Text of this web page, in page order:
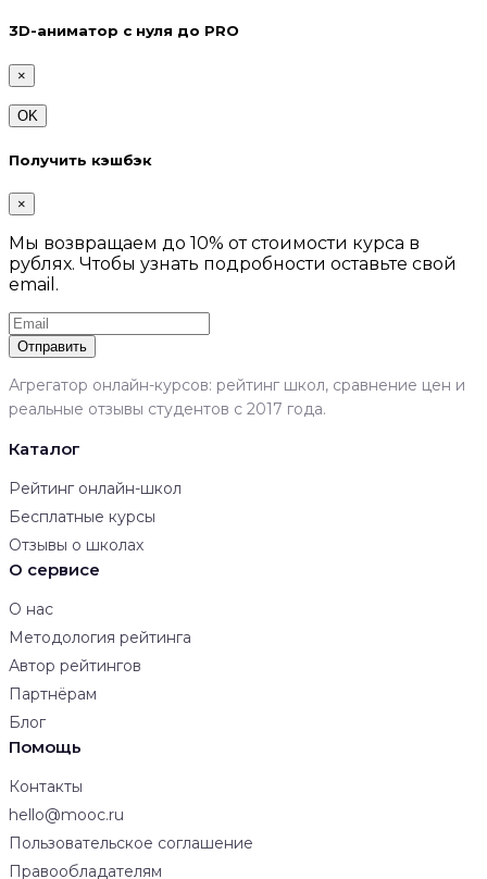
3D-аниматор с нуля до PRO
×
OK
Получить кэшбэк
×
Мы возвращаем до 10% от стоимости курса в
рублях. Чтобы узнать подробности оставьте свой
email.
Отправить
Агрегатор онлайн-курсов: рейтинг школ, сравнение цен и
реальные отзывы студентов с 2017 года.
Каталог
Рейтинг онлайн-школ
Бесплатные курсы
Отзывы о школах
О сервисе
О нас
Методология рейтинга
Автор рейтингов
Партнёрам
Блог
Помощь
Контакты
hello@mooc.ru
Пользовательское соглашение
Правообладателям